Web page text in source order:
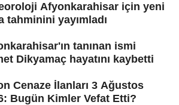
Afyonkarahisar için yeni
tahminini yayımladı
tanınan ismi
Dikyamaç hayatını kaybetti
Cenaze İlanları 3 Ağustos
Bugün Kimler Vefat Etti?